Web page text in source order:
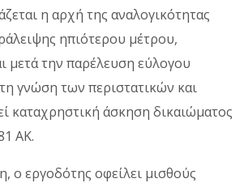
η αρχή της αναλογικότητας
ηπιότερου μέτρου,
μετά την παρέλευση εύλογου
γνώση των περιστατικών και
καταχρηστική άσκηση δικαιώματος
ΑΚ.
ο εργοδότης οφείλει μισθούς